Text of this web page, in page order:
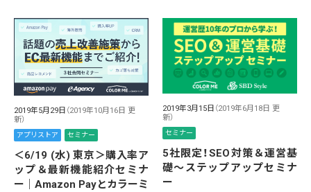
2019年5月29日 （2019年10月16日 更
新）
アプリストア セミナー
＜6/19 (水) 東京＞購入率ア
ップ＆最新機能紹介セミナ
ー｜Amazon Payとカラーミ
2019年3月15日 （2019年6月18日 更
新）
セミナー
5社限定！SEO対策＆運営基
礎〜ステップアップセミナ
ー